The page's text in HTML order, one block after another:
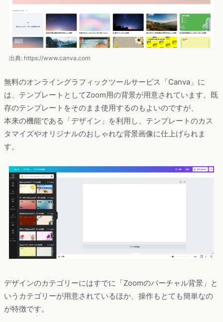
出典: https://www.canva.com
無料のオンライングラフィックツールサービス「Canva」に
は、テンプレートとしてZoom用の背景が用意されています。既
存のテンプレートをそのまま使用するのもよいのですが、
本来の機能である「デザイン」を利用し、テンプレートのカス
タマイズやオリジナルのおしゃれな背景画像に仕上げられま
す。
デザインのカテゴリーにはすでに「Zoomのバーチャル背景」と
いうカテゴリーが用意されているほか、操作もとても簡単なの
が特徴です。